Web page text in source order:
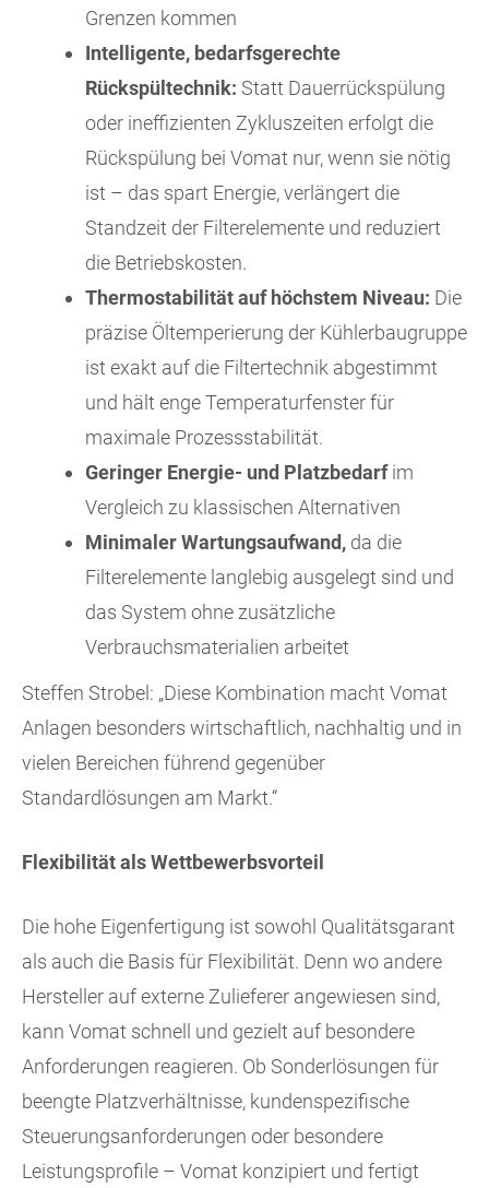
Grenzen kommen
Intelligente, bedarfsgerechte
Rückspültechnik: Statt Dauerrückspülung
oder ineffizienten Zykluszeiten erfolgt die
Rückspülung bei Vomat nur, wenn sie nötig
ist – das spart Energie, verlängert die
Standzeit der Filterelemente und reduziert
die Betriebskosten.
Thermostabilität auf höchstem Niveau: Die
präzise Öltemperierung der Kühlerbaugruppe
ist exakt auf die Filtertechnik abgestimmt
und hält enge Temperaturfenster für
maximale Prozessstabilität.
Geringer Energie- und Platzbedarfim
Vergleich zu klassischen Alternativen
Minimaler Wartungsaufwand, da die
Filterelemente langlebig ausgelegt sind und
das System ohne zusätzliche
Verbrauchsmaterialien arbeitet
Steffen Strobel: „Diese Kombination macht Vomat
Anlagen besonders wirtschaftlich, nachhaltig und in
vielen Bereichen führend gegenüber
Standardlösungen am Markt.“
Flexibilität als Wettbewerbsvorteil
Die hohe Eigenfertigung ist sowohl Qualitätsgarant
als auch die Basis für Flexibilität. Denn wo andere
Hersteller auf externe Zulieferer angewiesen sind,
kann Vomat schnell und gezielt auf besondere
Anforderungen reagieren. Ob Sonderlösungen für
beengte Platzverhältnisse, kundenspezifische
Steuerungsanforderungen oder besondere
Leistungsprofile – Vomat konzipiert und fertigt